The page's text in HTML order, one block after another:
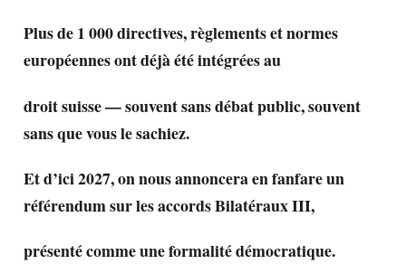
Plus de 1 000 directives, règlements et normes
européennes ont déjà été intégrées au
droit suisse — souvent sans débat public, souvent
sans que vous le sachiez.
Et d’ici 2027, on nous annoncera en fanfare un
référendum sur les accords Bilatéraux III,
présenté comme une formalité démocratique.